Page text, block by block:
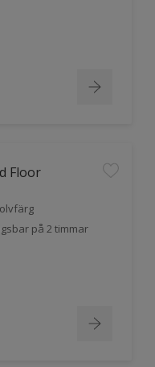
Floor
på 2 timmar